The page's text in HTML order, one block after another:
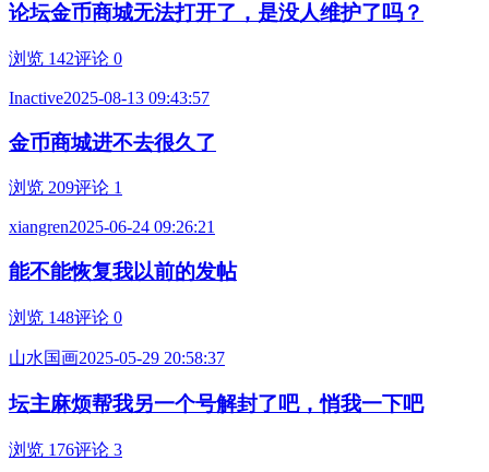
论坛金币商城无法打开了，是没人维护了吗？
浏览 142评论 0
Inactive2025-08-13 09:43:57
金币商城进不去很久了
浏览 209评论 1
xiangren2025-06-24 09:26:21
能不能恢复我以前的发帖
浏览 148评论 0
山水国画2025-05-29 20:58:37
坛主麻烦帮我另一个号解封了吧，悄我一下吧
浏览 176评论 3